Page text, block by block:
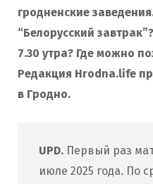
гродненские
“Белорусский
7.30 утра? Где можно
Редакция Hrodna.life
в Гродно.
UPD. Первый раз
июле 2025 года. По